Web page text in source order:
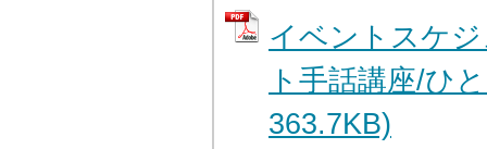
イベントスケ
ト手話講座/ひ
363.7KB)